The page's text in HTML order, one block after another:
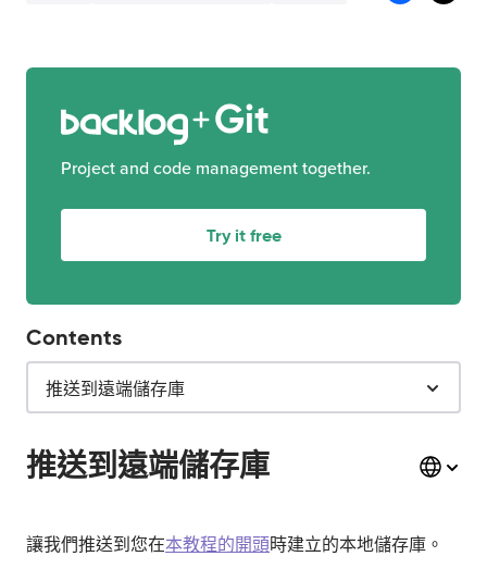
Git
Project and code management together.
Try it free
推送到遠端儲存庫
讓我們推送到您在本教程的開頭時建立的本地儲存庫。
Contents
推送到遠端儲存庫